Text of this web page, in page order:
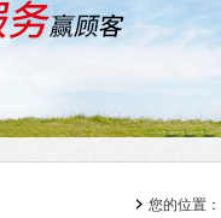
您的位置：